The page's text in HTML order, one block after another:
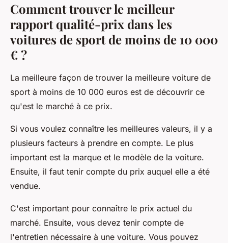
Comment trouver le meilleur
rapport qualité-prix dans les
voitures de sport de moins de 10 000
€ ?
La meilleure façon de trouver la meilleure voiture de
sport à moins de 10 000 euros est de découvrir ce
qu'est le marché à ce prix.
Si vous voulez connaître les meilleures valeurs, il y a
plusieurs facteurs à prendre en compte. Le plus
important est la marque et le modèle de la voiture.
Ensuite, il faut tenir compte du prix auquel elle a été
vendue.
C'est important pour connaître le prix actuel du
marché. Ensuite, vous devez tenir compte de
l'entretien nécessaire à une voiture. Vous pouvez